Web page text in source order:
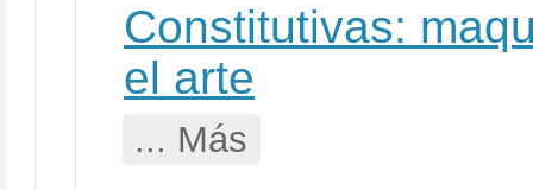
Constitutivas:
el arte
... Más